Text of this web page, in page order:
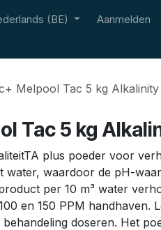
(BE) Aanmelden
Melpool Tac 5 kg
Tac 5 kg
plus poeder voor
water, waardoor de pH-
per 10 m³ water
en 150 PPM handhaven.
doseren. Het